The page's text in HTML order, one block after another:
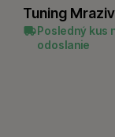
Tuning
Posledný kus
odoslanie